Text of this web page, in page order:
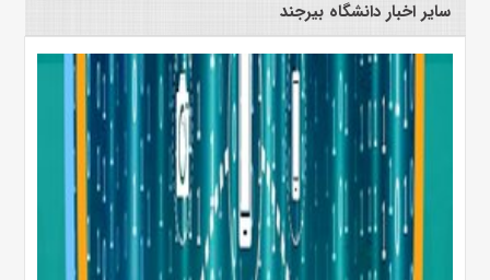
سایر اخبار دانشگاه بیرجند